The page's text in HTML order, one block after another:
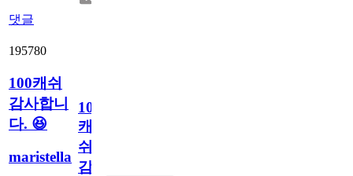
댓글
195780
100캐쉬
감사합니
다. 😆
maristella
100
캐
쉬
감